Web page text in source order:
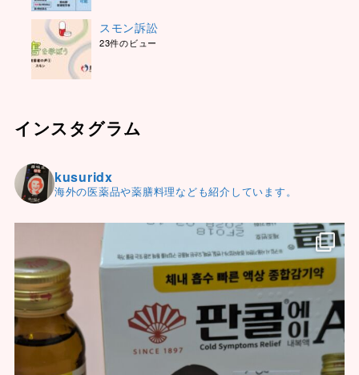
スモン訴訟
23件のビュー
インスタグラム
kusuridx
海外の医薬品や薬膳料理なども紹介しています。